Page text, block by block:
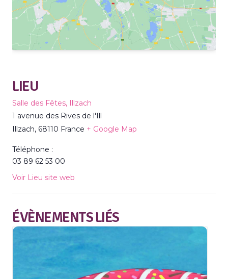
LIEU
Salle des Fêtes, Illzach
1 avenue des Rives de l'Ill
Illzach, 68110 France + Google Map
Téléphone :
03 89 62 53 00
Voir Lieu site web
ÉVÈNEMENTS LIÉS